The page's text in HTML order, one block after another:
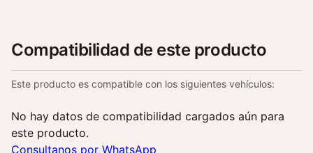
Compatibilidad de este producto
Este producto es compatible con los siguientes vehículos:
No hay datos de compatibilidad cargados aún para
este producto.
Consultanos por WhatsApp